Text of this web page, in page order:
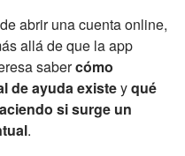
abrir una cuenta online,
allá de que la app
sabercómo
de ayuda existeyqué
si surge un
.